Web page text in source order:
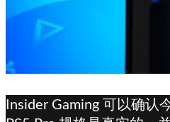
Insider Gaming 可以确认